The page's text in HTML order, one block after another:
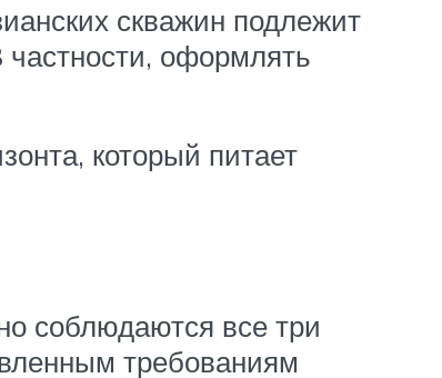
скважин подлежит
оформлять
который питает
соблюдаются все три
требованиям